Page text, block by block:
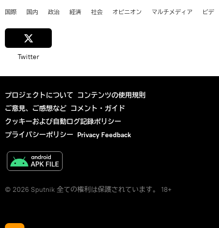
国際 国内 政治 経済 社会 オピニオン マルチメディア ビデ
Twitter
プロジェクトについて コンテンツの使用規則
ご意見、ご感想など コメント・ガイド
クッキーおよび自動ログ記録ポリシー
プライバシーポリシー Privacy Feedback
© 2026 Sputnik 全ての権利は保護されています。 18+